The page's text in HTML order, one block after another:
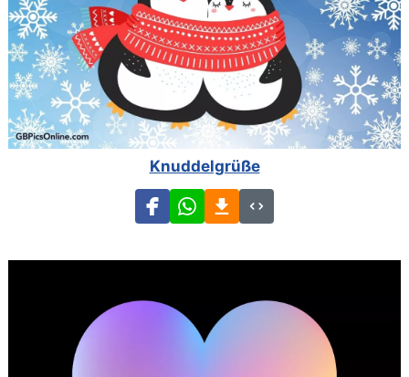
Knuddelgrüße